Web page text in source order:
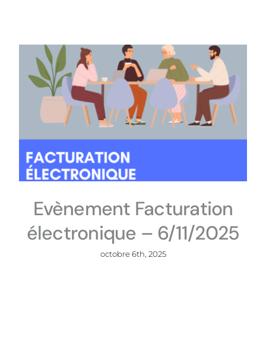
Evènement Facturation
électronique – 6/11/2025
octobre 6th, 2025